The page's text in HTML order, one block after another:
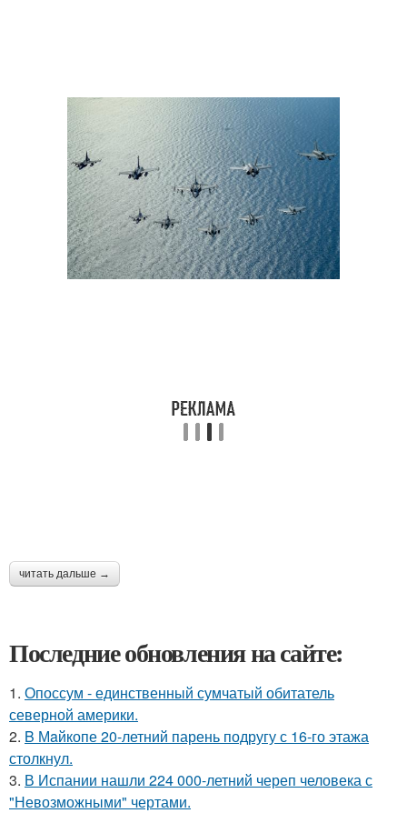
читать дальше →
Последние обновления на сайте:
1. Опоссум - единственный сумчатый обитатель
северной америки.
2. B Мaйкопе 20-летний парень подругу с 16-го этажа
столкнул.
3. В Испании нашли 224 000-летний череп человека с
"Невозможными" чертами.